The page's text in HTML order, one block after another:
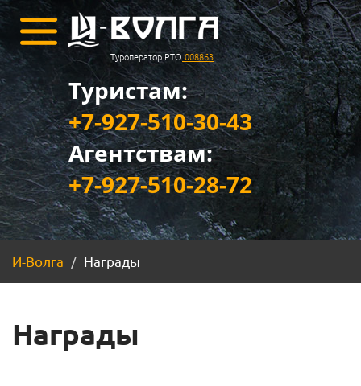
Туроператор РТО 008863
Туристам:
+7-927-510-30-43
Агентствам:
+7-927-510-28-72
И-Волга Награды
Награды